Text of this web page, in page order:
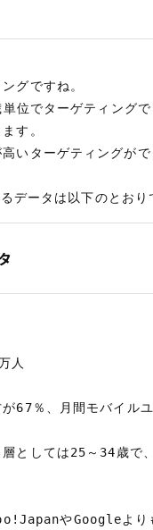
グですね。
位でターゲティング
す。
いターゲティングが
人
67％、月間モバイル
としては25～34歳で
やGoogleより